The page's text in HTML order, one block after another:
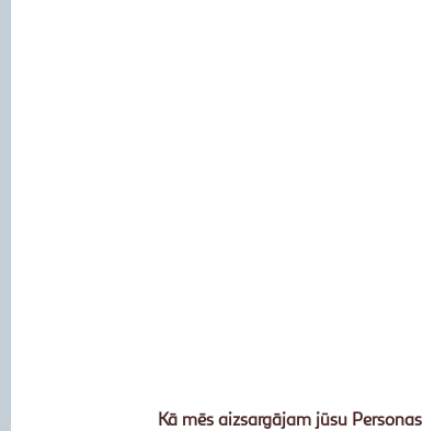
Kā mēs aizsargājam jūsu Personas